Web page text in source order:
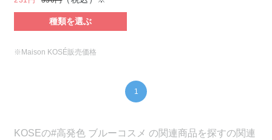
種類を選ぶ
※Maison KOSÉ販売価格
1
KOSEの#高発色 ブルーコスメ の関連商品を探すの関連